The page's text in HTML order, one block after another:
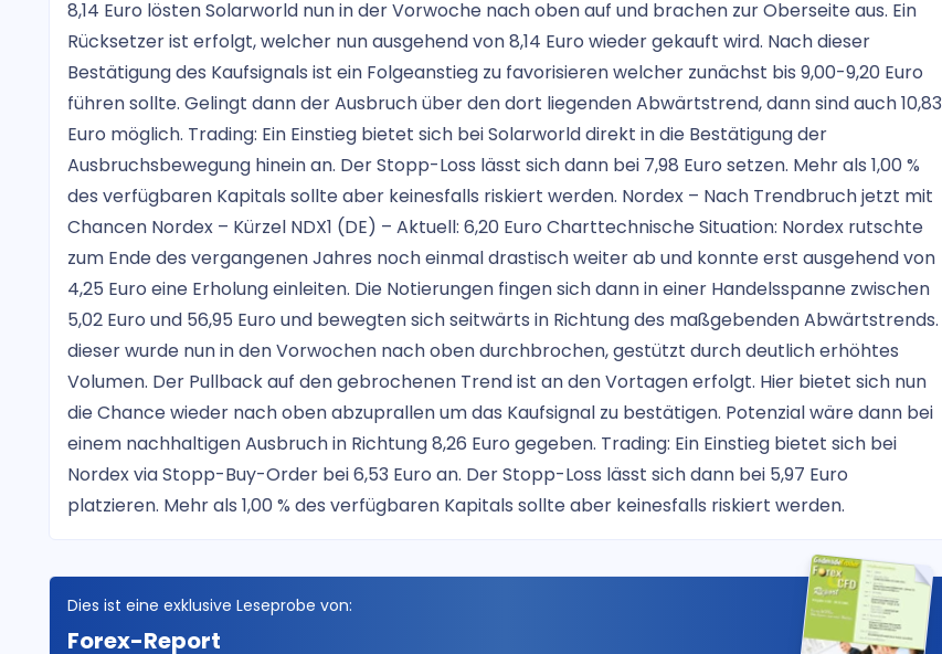
8,14 Euro lösten Solarworld nun in der Vorwoche nach oben auf und brachen zur Oberseite aus. Ein
Rücksetzer ist erfolgt, welcher nun ausgehend von 8,14 Euro wieder gekauft wird. Nach dieser
Bestätigung des Kaufsignals ist ein Folgeanstieg zu favorisieren welcher zunächst bis 9,00-9,20 Euro
führen sollte. Gelingt dann der Ausbruch über den dort liegenden Abwärtstrend, dann sind auch 10,83
Euro möglich. Trading: Ein Einstieg bietet sich bei Solarworld direkt in die Bestätigung der
Ausbruchsbewegung hinein an. Der Stopp-Loss lässt sich dann bei 7,98 Euro setzen. Mehr als 1,00 %
des verfügbaren Kapitals sollte aber keinesfalls riskiert werden. Nordex – Nach Trendbruch jetzt mit
Chancen Nordex – Kürzel NDX1 (DE) – Aktuell: 6,20 Euro Charttechnische Situation: Nordex rutschte
zum Ende des vergangenen Jahres noch einmal drastisch weiter ab und konnte erst ausgehend von
4,25 Euro eine Erholung einleiten. Die Notierungen fingen sich dann in einer Handelsspanne zwischen
5,02 Euro und 56,95 Euro und bewegten sich seitwärts in Richtung des maßgebenden Abwärtstrends.
dieser wurde nun in den Vorwochen nach oben durchbrochen, gestützt durch deutlich erhöhtes
Volumen. Der Pullback auf den gebrochenen Trend ist an den Vortagen erfolgt. Hier bietet sich nun
die Chance wieder nach oben abzuprallen um das Kaufsignal zu bestätigen. Potenzial wäre dann bei
einem nachhaltigen Ausbruch in Richtung 8,26 Euro gegeben. Trading: Ein Einstieg bietet sich bei
Nordex via Stopp-Buy-Order bei 6,53 Euro an. Der Stopp-Loss lässt sich dann bei 5,97 Euro
platzieren. Mehr als 1,00 % des verfügbaren Kapitals sollte aber keinesfalls riskiert werden.
Dies ist eine exklusive Leseprobe von:
Forex-Report